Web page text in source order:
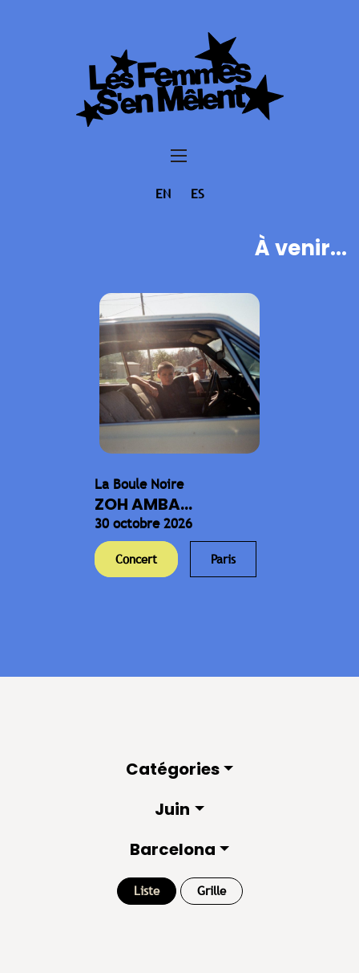
EN ES
À venir...
La Boule Noire
ZOH AMBA...
30 octobre 2026
Concert Paris
Catégories
Juin
Barcelona
Liste Grille